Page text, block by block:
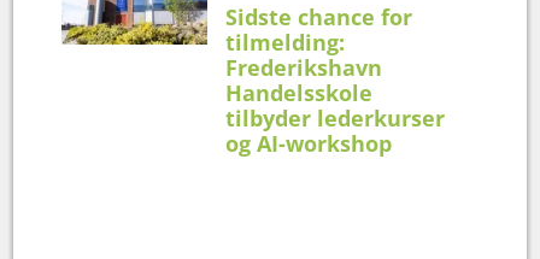
Sidste chance for
tilmelding:
Frederikshavn
Handelsskole
tilbyder lederkurser
og AI-workshop